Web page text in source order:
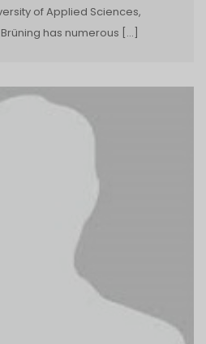
of Applied Sciences,
has numerous […]